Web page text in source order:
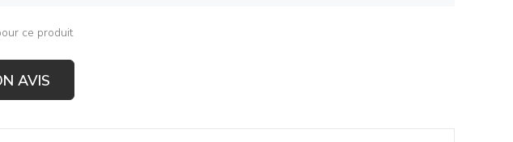
ce produit
AVIS